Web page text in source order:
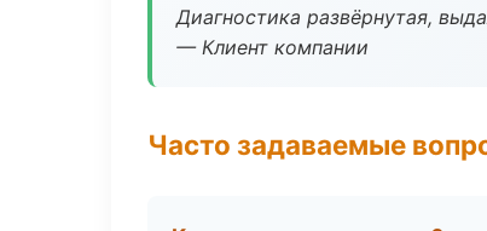
Диагностика развёрнутая,
— Клиент компании
Часто задаваемые